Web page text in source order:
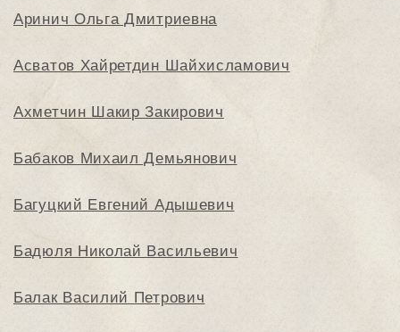
Аринич Ольга Дмитриевна
Асватов Хайретдин Шайхисламович
Ахметчин Шакир Закирович
Бабаков Михаил Демьянович
Багуцкий Евгений Адышевич
Бадюля Николай Васильевич
Балак Василий Петрович